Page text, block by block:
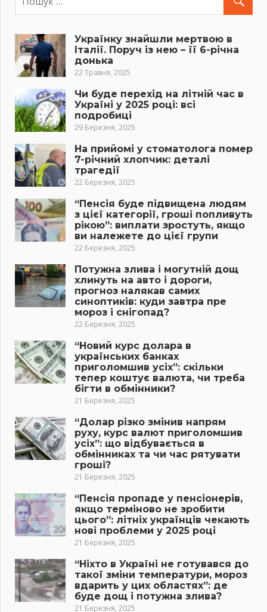
Українку знайшли мертвою в
Італії. Поруч із нею – її 6-річна
донька
22 Травня, 2025
Чи буде перехід на літній час в
Україні у 2025 році: всі
подробиці
29 Березня, 2025
На прийомі у стоматолога помер
7-річний хлопчик: деталі
трагедії
22 Березня, 2025
“Пенсія буде підвищена людям
з цієї категорії, гроші попливуть
рікою”: виплати зростуть, якщо
ви належете до цієї групи
22 Березня, 2025
Потужна злива і могутній дощ
хлинуть на авто і дороги,
прогноз налякав самих
синоптиків: куди завтра пре
мороз і снігопад?
22 Березня, 2025
“Новий курс долара в
українських банках
приголомшив усіх”: скільки
тепер коштує валюта, чи треба
бігти в обмінники?
21 Березня, 2025
“Долар різко змінив напрям
руху, курс валют приголомшив
усіх”: що відбувається в
обмінниках та чи час рятувати
гроші?
21 Березня, 2025
“Пенсія пропаде у пенсіонерів,
якщо терміново не зробити
цього”: літніх українців чекають
нові проблеми у 2025 році
21 Березня, 2025
“Ніхто в Україні не готувався до
такої зміни температури, мороз
вдарить у цих областях”: де
буде дощ і потужна злива?
21 Березня, 2025